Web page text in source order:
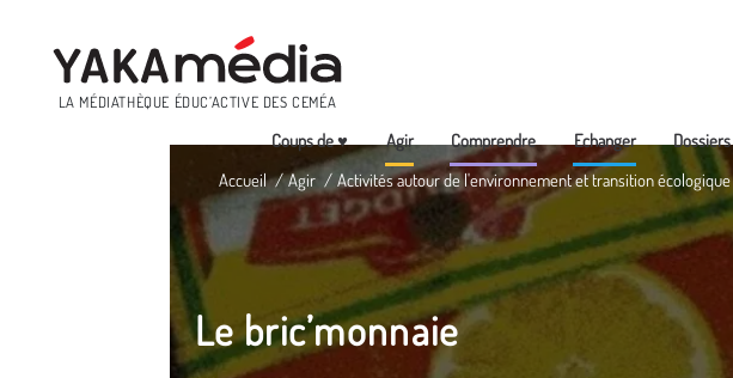
LA MÉDIATHÈQUE ÉDUC’ACTIVE DES CEMÉA
Menu
Coups de ♥ Agir Comprendre Echanger Dossiers
Accueil Agir Activités autour de l'environnement et transition écologique
Le bric’monnaie